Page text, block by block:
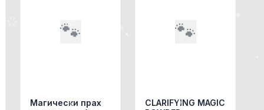
🐾
Магически прах
🐾
CLARIFYING MAGIC